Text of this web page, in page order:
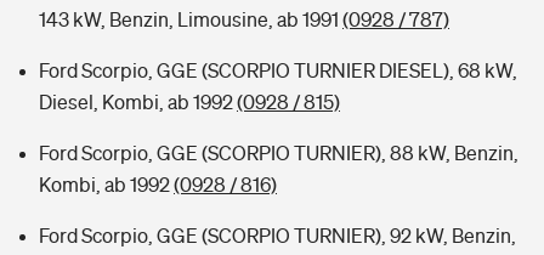
143 kW, Benzin, Limousine, ab 1991 (0928 / 787)
Ford Scorpio, GGE (SCORPIO TURNIER DIESEL), 68 kW,
Diesel, Kombi, ab 1992(0928 / 815)
Ford Scorpio, GGE (SCORPIO TURNIER), 88 kW, Benzin,
Kombi, ab 1992(0928 / 816)
Ford Scorpio, GGE (SCORPIO TURNIER), 92 kW, Benzin,